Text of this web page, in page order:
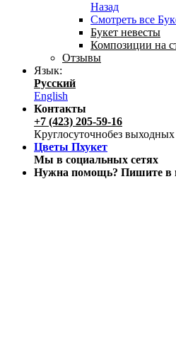
Назад
Смотреть все
Букет невесты
Композиции на
Отзывы
Язык:
Русский
English
Контакты
+7 (423) 205-59-16
Круглосуточнобез выходных
Цветы Пхукет
Мы в социальных сетях
Нужна помощь? Пишите в